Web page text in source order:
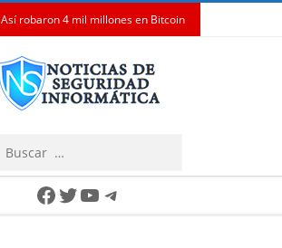
Así robaron 4 mil millones en Bitcoin
Facebook
Twitter
YouTube
Telegram